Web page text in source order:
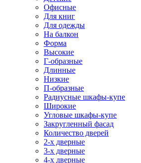
Офисные
Для книг
Для одежды
На балкон
Форма
Высокие
Г-образные
Длинные
Низкие
П-образные
Радиусные шкафы-купе
Широкие
Угловые шкафы-купе
Закругленный фасад
Количество дверей
2-х дверные
3-х дверные
4-х дверные